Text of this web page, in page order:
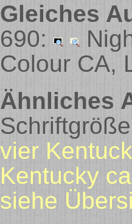
Gleiches
690:
Colour CA,
Ähnliches
vier
Kentucky
siehe